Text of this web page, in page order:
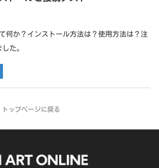
何か？インストール方法は？使用方法は？注
た。
トップページに戻る